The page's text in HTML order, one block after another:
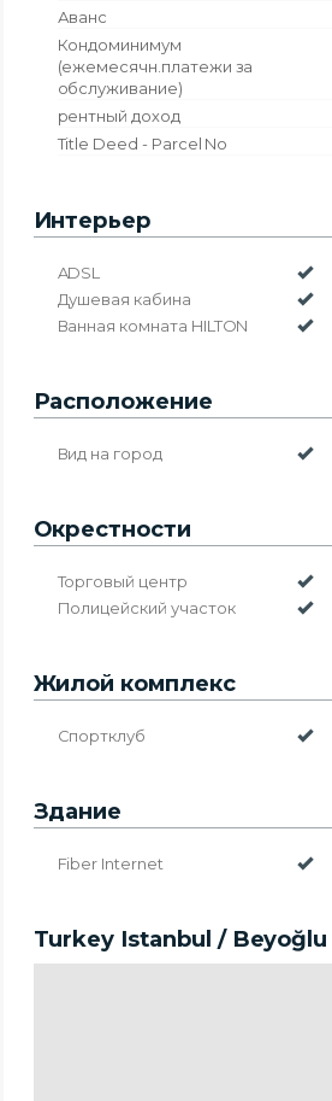
Аванс
Кондоминимум
(ежемесячн.платежи за
обслуживание)
рентный доход
Title Deed - Parcel No
Интерьер
ADSL
Душевая кабина
Ванная комната HILTON
Расположение
Вид на город
Окрестности
Торговый центр
Полицейский участок
Жилой комплекс
Спортклуб
Здание
Fiber Internet
Turkey Istanbul / Beyoğlu